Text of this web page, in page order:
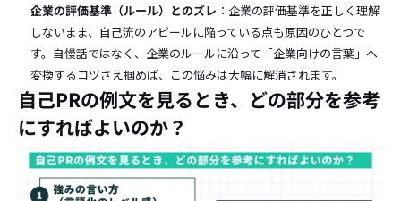
企業の評価基準（ルール）とのズレ ：企業の評価基準を正しく理解
しないまま、自己流のアピールに陥っている点も原因のひとつで
す。自慢話ではなく、企業のルールに沿って「企業向けの言葉」へ
変換するコツさえ掴めば、この悩みは大幅に解消されます。
自己PRの例文を見るとき、どの部分を参考
にすればよいのか？